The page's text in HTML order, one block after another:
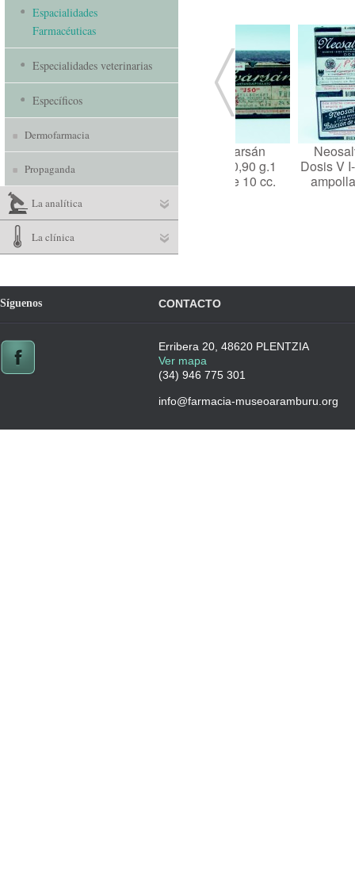
Espacialidades
Farmacéuticas
Especialidades veterinarias
Específicos
Dermofarmacia
Propaganda
La analítica
La clínica
Neosalvarsán
ampolla de 10 cc.
Neosalvarsán
Dosis V I- 0,90 g.
ampolla de 8cc
Síguenos CONTACTO
Erribera 20, 48620 PLENTZIA
Ver mapa
(34) 946 775 301
info@farmacia-museoaramburu.org